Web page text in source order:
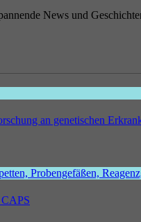
News und
an genetischen